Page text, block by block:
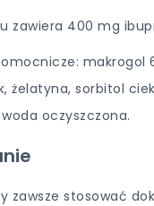
zawiera 400 mg
makrogol
żelatyna, sorbitol
oczyszczona.
zawsze stosować